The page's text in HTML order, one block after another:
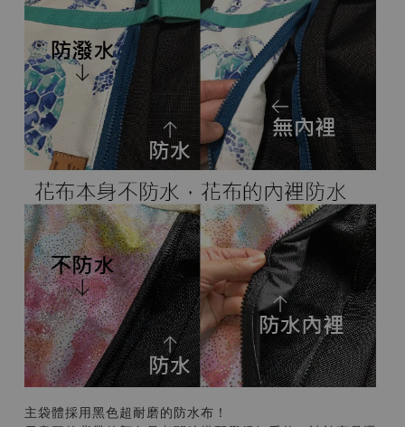
主袋體採用黑色超耐磨的防水布！